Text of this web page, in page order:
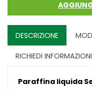
DESCRIZIONE
RICHIEDI INFORMAZIONI
Paraffina liquida